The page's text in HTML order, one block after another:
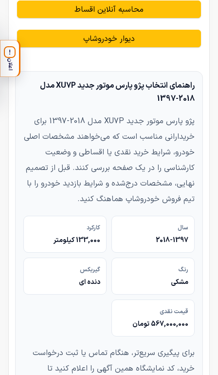
محاسبه آنلاین اقساط
دیوار خودروشاپ
راهنمای انتخاب پژو پارس موتور جدید XU7P مدل
2018-1397
پژو پارس موتور جدید XU7P مدل 2018-1397 برای
خریدارانی مناسب است که می‌خواهند مشخصات اصلی
خودرو، شرایط خرید نقدی یا اقساطی و وضعیت
کارشناسی را در یک صفحه بررسی کنند. قبل از تصمیم
نهایی، مشخصات درج‌شده و شرایط بازدید خودرو را با
تیم فروش خودروشاپ هماهنگ کنید.
سال
2018-1397
کارکرد
133,000 کیلومتر
رنگ
مشکی
گیربکس
دنده ای
قیمت نقدی
567,000,000 تومان
برای پیگیری سریع‌تر، هنگام تماس یا ثبت درخواست
خرید، کد نمایشگاه همین آگهی را اعلام کنید تا
!
اعلان